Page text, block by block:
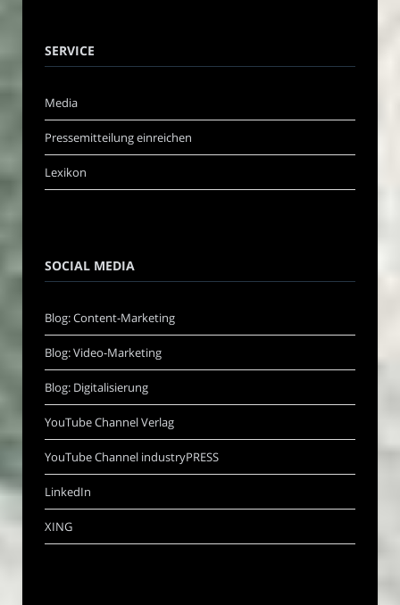
SERVICE
Media
Pressemitteilung einreichen
Lexikon
SOCIAL MEDIA
Blog: Content-Marketing
Blog: Video-Marketing
Blog: Digitalisierung
YouTube Channel Verlag
YouTube Channel industryPRESS
LinkedIn
XING